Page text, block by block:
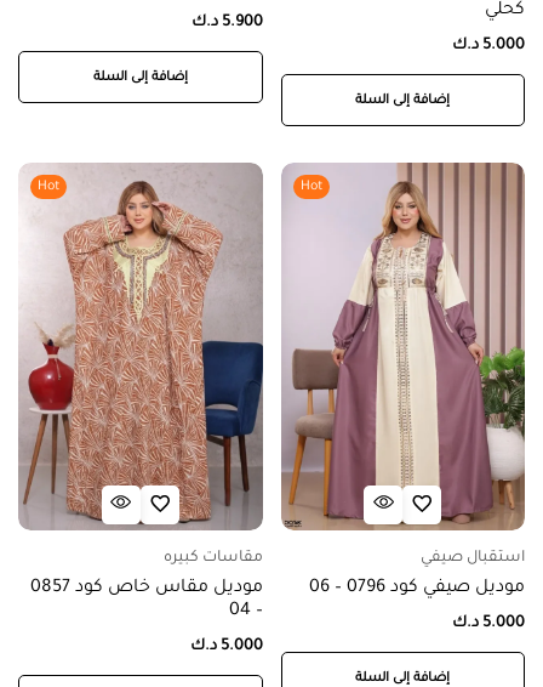
كحلي
5.000 د.ك
إضافة إلى السلة
5.900 د.ك
إضافة إلى السلة
Hot
استقبال صيفي
موديل صيفي كود 0796 – 06
5.000 د.ك
إضافة إلى السلة
Hot
مقاسات كبيره
موديل مقاس خاص كود 0857
– 04
5.000 د.ك